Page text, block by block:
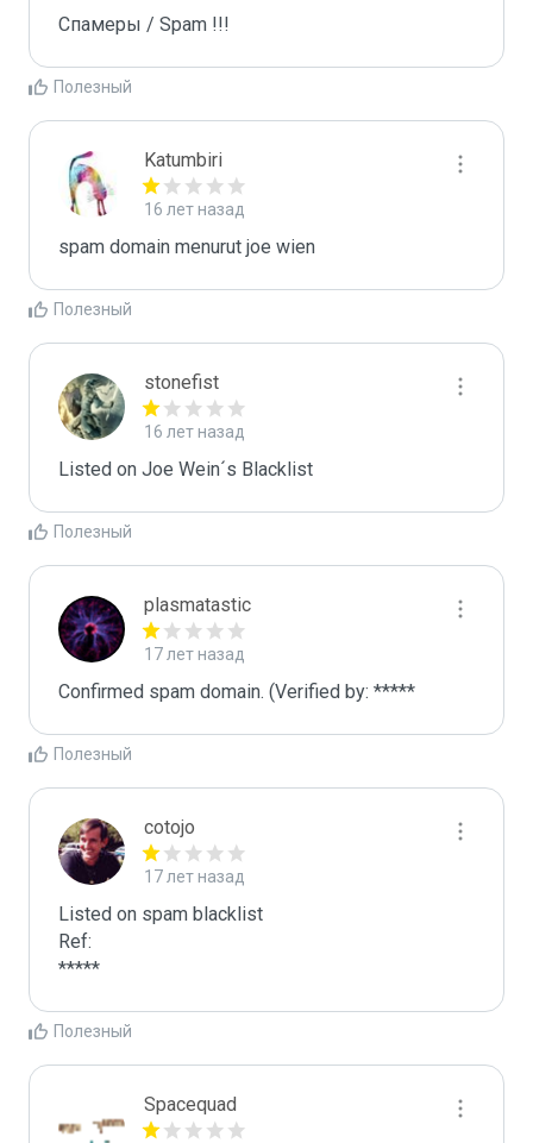
Спамеры / Spam !!!
Полезный
Katumbiri
16 лет назад
spam domain menurut joe wien
Полезный
stonefist
16 лет назад
Listed on Joe Wein´s Blacklist
Полезный
plasmatastic
17 лет назад
Confirmed spam domain. (Verified by: *****
Полезный
cotojo
17 лет назад
Listed on spam blacklist
Ref:
*****
Полезный
Spacequad